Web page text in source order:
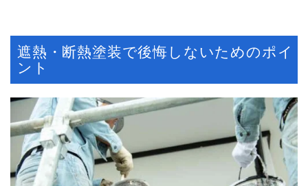
遮熱・断熱塗装で後悔しないためのポイ
ント